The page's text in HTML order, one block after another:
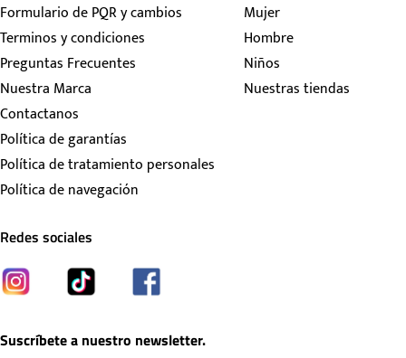
Formulario de PQR y cambios
Terminos y condiciones
Preguntas Frecuentes
Nuestra Marca
Contactanos
Política de garantías
Política de tratamiento personales
Política de navegación
Mujer
Hombre
Niños
Nuestras tiendas
Redes sociales
Suscríbete a nuestro newsletter.